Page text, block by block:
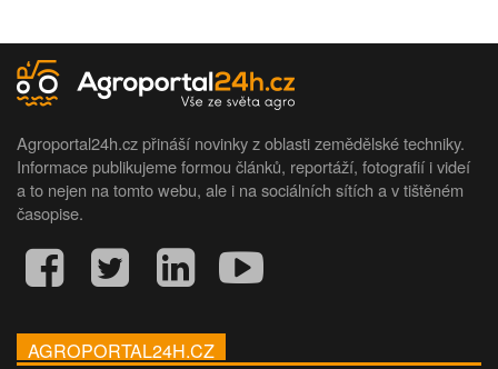
Agroportal24h.cz přináší novinky z oblasti zemědělské techniky.
Informace publikujeme formou článků, reportáží, fotografií i videí
a to nejen na tomto webu, ale i na sociálních sítích a v tištěném
časopise.
AGROPORTAL24H.CZ